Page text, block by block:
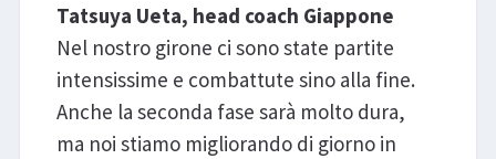
Tatsuya Ueta, head coach Giappone
Nel nostro girone ci sono state partite
intensissime e combattute sino alla fine.
Anche la seconda fase sarà molto dura,
ma noi stiamo migliorando di giorno in